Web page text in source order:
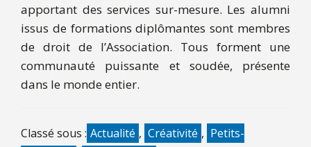
apportant des services sur-mesure. Les alumni
issus de formations diplômantes sont membres
de droit de l’Association. Tous forment une
communauté puissante et soudée, présente
dans le monde entier.
Classé sous : Actualité , Créativité , Petits-